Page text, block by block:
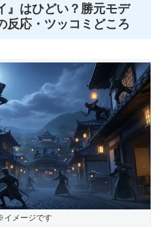
』はひどい？勝元モデ
反応・ツッコミどころ
イメージです